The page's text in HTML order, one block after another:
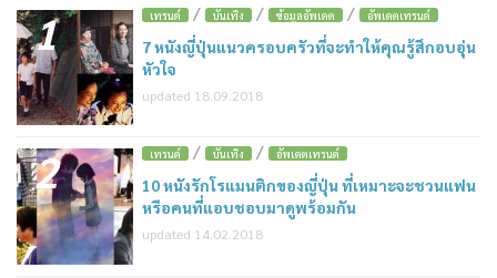
1 เทรนด์ / บันเทิง / ข้อมูลอัพเดต / อัพเดตเทรนด์
7 หนังญี่ปุ่นแนวครอบครัวที่จะทำให้คุณรู้สึกอบอุ่น
หัวใจ
updated 18.09.2018
2 เทรนด์ / บันเทิง / อัพเดตเทรนด์
10 หนังรักโรแมนติกของญี่ปุ่น ที่เหมาะจะชวนแฟน
หรือคนที่แอบชอบมาดูพร้อมกัน
updated 14.02.2018